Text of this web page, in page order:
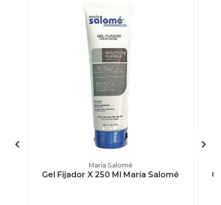
María Salomé
Gel Fijador X 250 Ml María Salomé